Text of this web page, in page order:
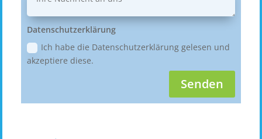
Datenschutzerklärung
Ich habe die Datenschutzerklärung gelesen und
akzeptiere diese.
Senden